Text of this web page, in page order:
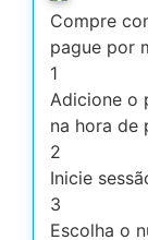
Compre
pague por
1
Adicione o
na hora de
2
Inicie
3
Escolha o